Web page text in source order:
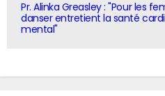
Pr. Alinka Greasley : "Pour les
danser entretient la santé
mental"